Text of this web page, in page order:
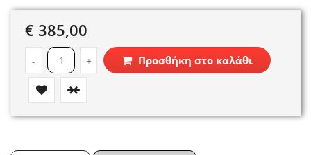
€ 385,00
- + Προσθήκη στο καλάθι